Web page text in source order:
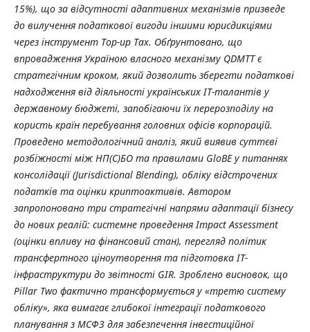
15%), що за відсутності адаптивних механізмів призведе
до вилучення податкової вигоди іншими юрисдикціями
через інструмент Top-up Tax. Обґрунтовано, що
впровадження Україною власного механізму QDMTT є
стратегічним кроком, який дозволить зберегти податкові
надходження від діяльності українських ІТ-талантів у
державному бюджеті, запобігаючи їх перерозподілу на
користь країн перебування головних офісів корпорацій.
Проведено методологічний аналіз, який виявив суттєві
розбіжності між НП(С)БО та правилами GloBE у питаннях
консолідації (Jurisdictional Blending), обліку відстрочених
податків та оцінки криптоактивів. Автором
запропоновано три стратегічні напрями адаптації бізнесу
до нових реалій: системне проведення Impact Assessment
(оцінки впливу на фінансовий стан), перегляд політик
трансфертного ціноутворення та підготовка ІТ-
інфраструктури до звітності GIR. Зроблено висновок, що
Pillar Two фактично трансформується у «третю систему
обліку», яка вимагає глибокої інтеграції податкового
планування з МСФЗ для забезпечення інвестиційної